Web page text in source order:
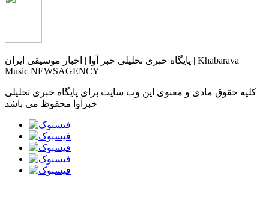
پایگاه خبری تحلیلی خبر آوا | اخبار موسیقی ایران | Khabarava
Music NEWSAGENCY
کلیه حقوق مادی و معنوی این وب سایت برای پایگاه خبری تحلیلی
خبرآوا محفوظ می باشد